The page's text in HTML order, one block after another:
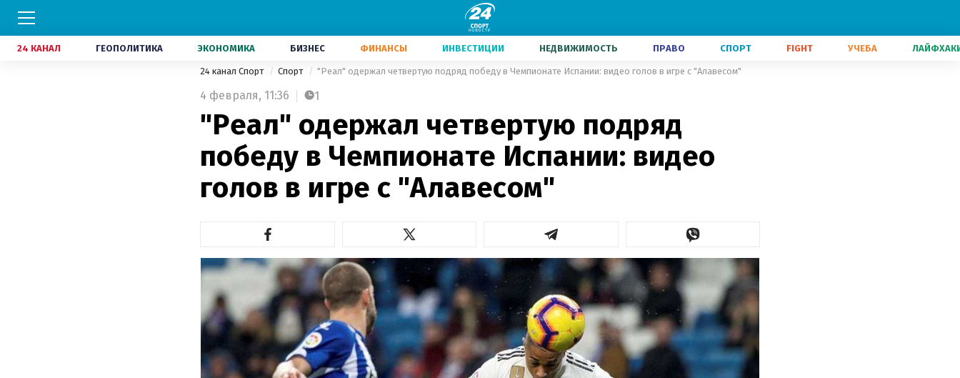
24 КАНАЛ ГЕОПОЛИТИКА ЭКОНОМИКА БИЗНЕС ФИНАНСЫ ИНВЕСТИЦИИ НЕДВИЖИМОСТЬ ПРАВО СПОРТ FIGHT УЧЕБА
24 канал Спорт Спорт "Реал" одержал четвертую подряд победу в Чемпионате Испании: видео голов в игре с "Алавесом"
4 февраля, 11:36 1
"Реал" одержал четвертую подряд
победу в Чемпионате Испании: видео
голов в игре с "Алавесом"